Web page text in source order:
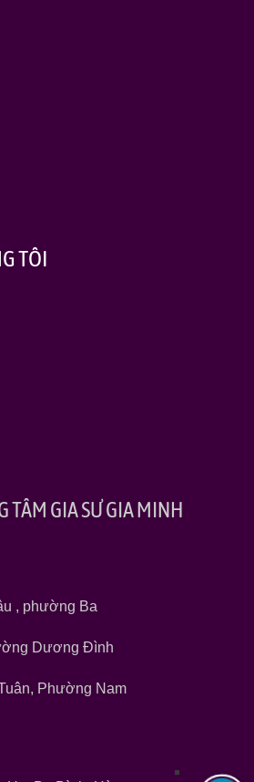
TÔI
TÂM GIA SƯ GIA MINH
, phường Ba
Dương Đình
Phường Nam